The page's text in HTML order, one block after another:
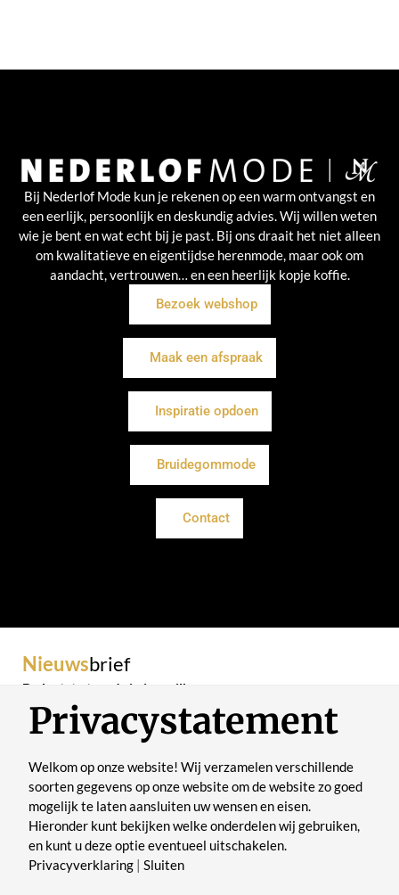
Bij Nederlof Mode kun je rekenen op een warm ontvangst en
een eerlijk, persoonlijk en deskundig advies. Wij willen weten
wie je bent en wat echt bij je past. Bij ons draait het niet alleen
om kwalitatieve en eigentijdse herenmode, maar ook om
aandacht, vertrouwen… en een heerlijk kopje koffie.
Bezoek webshop
Maak een afspraak
Inspiratie opdoen
Bruidegommode
Contact
Nieuwsbrief
De laatste trends in je mailbox
Verstuur
Privacystatement
Welkom op onze website! Wij verzamelen verschillende
soorten gegevens op onze website om de website zo goed
mogelijk te laten aansluiten uw wensen en eisen.
Hieronder kunt bekijken welke onderdelen wij gebruiken,
en kunt u deze optie eventueel uitschakelen.
Privacyverklaring
Sluiten